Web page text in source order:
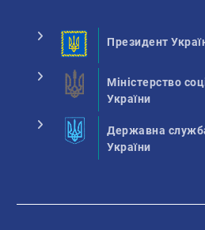
Президент
Міністерство
України
Державна
України